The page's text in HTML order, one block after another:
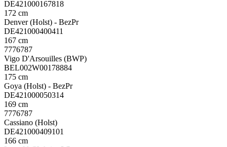
DE421000167818
172 cm
Denver (Holst) - BezPr
DE421000400411
167 cm
7776787
Vigo D'Arsouilles (BWP)
BEL002W00178884
175 cm
Goya (Holst) - BezPr
DE421000050314
169 cm
7776787
Cassiano (Holst)
DE421000409101
166 cm